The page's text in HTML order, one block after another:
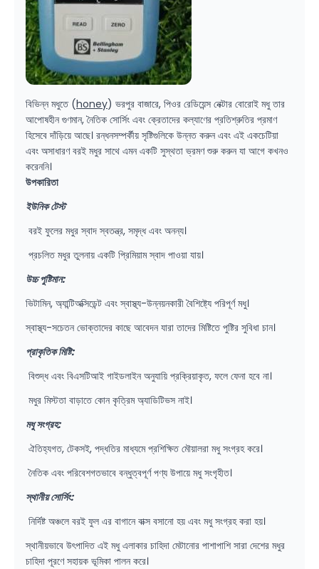
বিভিন্ন মধুতে (honey) ভরপুর বাজারে, পিওর রেডিয়েন্স নেক্টার বোরোই মধু তার
আপোষহীন গুণমান, নৈতিক সোর্সিং এবং ক্রেতাদের কল্যাণের প্রতিশ্রুতির প্রমাণ
হিসেবে দাঁড়িয়ে আছে। রন্ধনসম্পর্কীয় সৃষ্টিগুলিকে উন্নত করুন এবং এই একচেটিয়া
এবং অসাধারণ বরই মধুর সাথে এমন একটি সুস্থতা ভ্রমণ শুরু করুন যা আগে কখনও
করেননি।
উপকারিতা
ইউনিক টেস্ট
বরই ফুলের মধুর স্বাদ স্বতন্ত্র, সমৃদ্ধ এবং অনন্য।
প্রচলিত মধুর তুলনায় একটি প্রিমিয়াম স্বাদ পাওয়া যায়।
উচ্চ পুষ্টিমান:
ভিটামিন, অ্যান্টিঅক্সিডেন্ট এবং স্বাস্থ্য-উন্নয়নকারী বৈশিষ্ট্যে পরিপূর্ণ মধু।
স্বাস্থ্য-সচেতন ভোক্তাদের কাছে আবেদন যারা তাদের মিষ্টিতে পুষ্টির সুবিধা চান।
প্রাকৃতিক মিষ্টি:
বিশুদ্ধ এবং বিএসটিআই গাইডলাইন অনুযায়ি প্রক্রিয়াকৃত, ফলে ফেনা হবে না।
মধুর মিস্টতা বাড়াতে কোন কৃত্রিম অ্যাডিটিভস নাই।
মধু সংগ্রহ:
ঐতিহ্যগত, টেকসই, পদ্ধতির মাধ্যমে প্রশিক্ষিত মৌয়ালরা মধু সংগ্রহ করে।
নৈতিক এবং পরিবেশগতভাবে বন্ধুত্বপূর্ণ পণ্য উপায়ে মধু সংগৃহীত।
স্থানীয় সোর্সিং:
নির্দিষ্ট অঞ্চলে বরই ফুল এর বাগানে বাক্স বসানো হয় এবং মধু সংগ্রহ করা হয়।
স্থানীয়ভাবে উৎপাদিত এই মধু এলাকার চাহিদা মেটানোর পাশাপাশি সারা দেশের মধুর
চাহিদা পূরণে সহায়ক ভূমিকা পালন করে।